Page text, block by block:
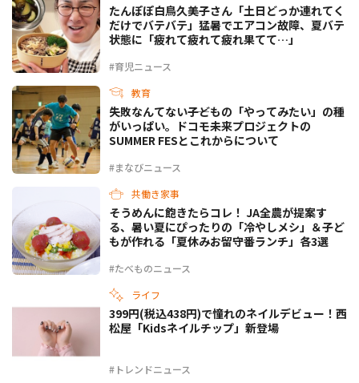
#育児ニュース
たんぽぽ白鳥久美子さん「土日どっか連れてく
だけでバテバテ」猛暑でエアコン故障、夏バテ
状態に「疲れて疲れて疲れ果てて…」
教育
#まなびニュース
失敗なんてない――子どもの「やってみたい」の種
がいっぱい。ドコモ未来プロジェクトの
SUMMER FESとこれからについて
共働き家事
#たべものニュース
そうめんに飽きたらコレ！ JA全農が提案す
る、暑い夏にぴったりの「冷やしメシ」＆子ど
もが作れる「夏休みお留守番ランチ」各3選
ライフ
#トレンドニュース
399円(税込438円)で憧れのネイルデビュー！西
松屋「Kidsネイルチップ」新登場